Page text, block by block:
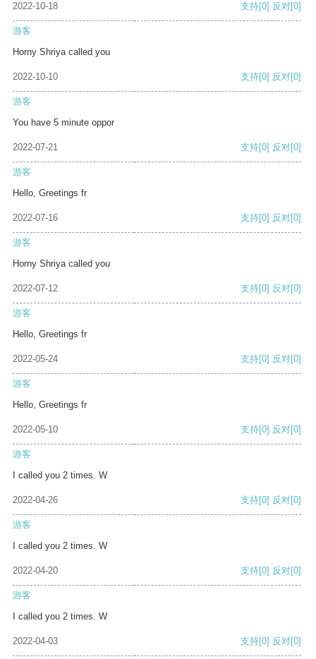
2022-10-18 支持[0] 反对[0]
游客
Horny Shriya called you
2022-10-10 支持[0] 反对[0]
游客
You have 5 minute oppor
2022-07-21 支持[0] 反对[0]
游客
Hello, Greetings fr
2022-07-16 支持[0] 反对[0]
游客
Horny Shriya called you
2022-07-12 支持[0] 反对[0]
游客
Hello, Greetings fr
2022-05-24 支持[0] 反对[0]
游客
Hello, Greetings fr
2022-05-10 支持[0] 反对[0]
游客
I called you 2 times. W
2022-04-26 支持[0] 反对[0]
游客
I called you 2 times. W
2022-04-20 支持[0] 反对[0]
游客
I called you 2 times. W
2022-04-03 支持[0] 反对[0]